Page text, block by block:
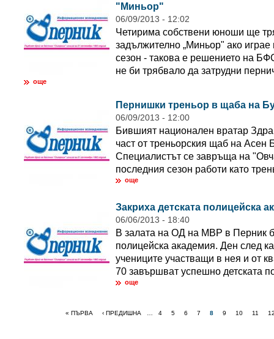
"Миньор"
06/09/2013 - 12:02
Четирима собствени юноши ще
задължително „Миньор" ако играе
сезон - такова е решението на
не би трябвало да затрудни
още
Пернишки треньор в щаба на
06/09/2013 - 12:00
Бившият национален вратар
част от треньорския щаб на Асен
Специалистът се завръща на
последния сезон работи като
още
Закриха детската полицейска
06/06/2013 - 18:40
В залата на ОД на МВР в Перник
полицейска академия. Ден след
учениците участващи в нея и от
70 завършват успешно детската
още
« ПЪРВА ‹ ПРЕДИШНА 4 5 6 7 8 9 10 11